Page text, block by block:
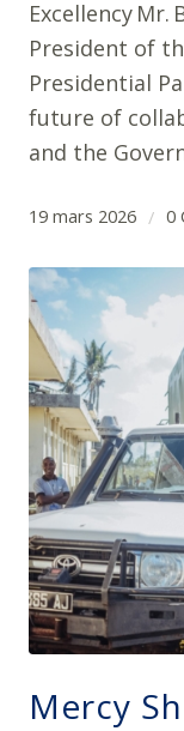
Excellency Mr.
President of
Presidential
future of
and the
19 mars 2026 / 0
Mercy